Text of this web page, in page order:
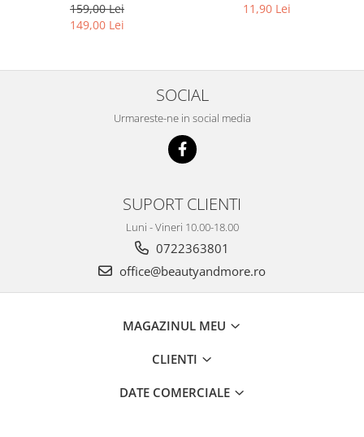
159,00 Lei
149,00 Lei
11,90 Lei
SOCIAL
Urmareste-ne in social media
SUPORT CLIENTI
Luni - Vineri 10.00-18.00
0722363801
office@beautyandmore.ro
MAGAZINUL MEU
CLIENTI
DATE COMERCIALE